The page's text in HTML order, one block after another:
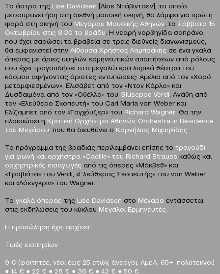
Το άστρο της Lise Davidsen [Λίσε Ντάβιντσεν], το οποίο
μεσουρανεί ήδη στη διεθνή μουσική σκηνή, θα λάμψει για πρώτη
φορά στη σκηνή του Μεγάρου Μουσικής Αθηνών , το Σάββατο 15
Οκτωβρίου στις 8:30 το βράδυ . Η νεαρή νορβηγίδα σοπράνο,
που έχει σαρώσει τα βραβεία σε τρεις διεθνείς διαγωνισμούς,
θα εμφανιστεί στην Αίθουσα Χρήστος Λαμπράκης σε ένα γκαλά
όπερας με άριες υψηλών ερμηνευτικών απαιτήσεων από ρόλους
που έχει τραγουδήσει στα μεγαλύτερα λυρικά θέατρα του
κόσμου αφήνοντας άριστες εντυπώσεις: Αμέλια από τον «Χορό
μεταμφιεσμένων», Ελισάβετ από τον «Ντον Κάρλο» και
Δυσδαιμόνα από τον «Οθέλλο» του Giuseppe Verdi , Αγάθη από
τον «Ελεύθερο Σκοπευτή» του Carl Maria von Weber και
Ελίζαμπετ από τον «Ταγχόυζερ» του Richard Wagner . Θα την
πλαισιώσει η Κρατική Ορχήστρα Αθηνών, Orchestra in Residence
του Μεγάρου , που θα διευθύνει ο Κορνήλιος Μιχαηλίδης
Το πρόγραμμα της βραδιάς περιλαμβάνει επίσης το τραγούδι
για φωνή και ορχήστρα «Cacilie» του Richard Strauss καθώς και
ορχηστρικές εισαγωγές από τις όπερες «Μάκβεθ» και
«Τραβιάτα» του Verdi, «Ελεύθερος Σκοπευτής» του von Weber
και «Λόενγκριν» του Wagner.
Το γκαλά όπερας της Lise Davidsen στο Μέγαρο εντάσσεται
στις εκδηλώσεις τoυ κύκλου Μεγάλοι Ερμηνευτές.
Η προπώληση έχει αρχίσει!
Τιμές εισιτηρίων
9 € (φοιτητές, νέοι έως 25 ετών, άνεργοι, ΑμεΑ, 65+, πολύτεκνοι)
● 14 € ● 22 € ● 28 € ● 36 € ● 42 € ● 50 €